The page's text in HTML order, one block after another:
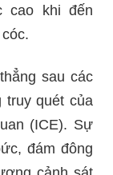
cao khi đến
sau các
truy quét của
(ICE). Sự
đám đông